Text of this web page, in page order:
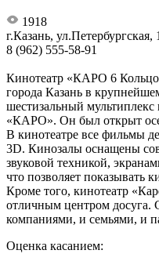
1918
г.Казань,
8 (962) 555-58-91
Кинотеатр «КАРО 6
города Казань в
шестизальный мультиплекс
«КАРО». Он был открыт
В кинотеатре все фильмы
3D. Кинозалы оснащены
звуковой техникой,
что позволяет показывать
Кроме того, кинотеатр
отличным центром досуга.
компаниями, и семьями, и
Оценка касанием: